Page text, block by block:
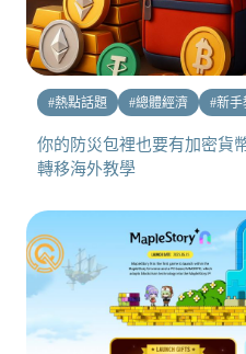
#熱點話題 #總體經濟 #新手
你的防災包裡也要有加密貨
轉移海外教學